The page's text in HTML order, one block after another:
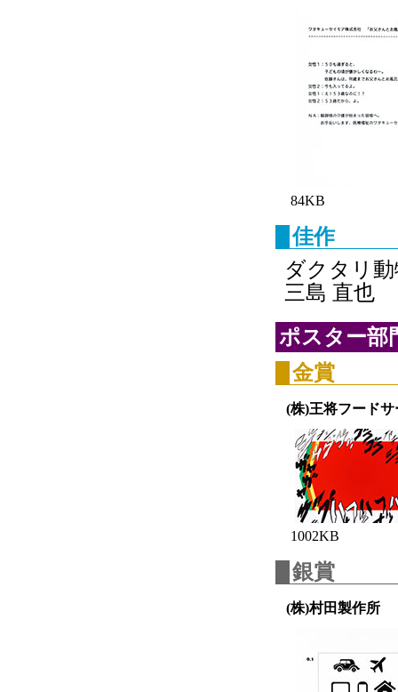
84KB
佳作
ダクタリ
三島 直也
ポスター部
金賞
(株)王将フードサ
1002KB
銀賞
(株)村田製作所